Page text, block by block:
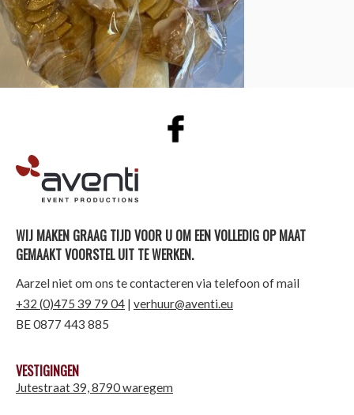
AVENTI | EVENT PRODUCTIONS
WIJ MAKEN GRAAG TIJD VOOR U OM EEN VOLLEDIG OP MAAT
GEMAAKT VOORSTEL UIT TE WERKEN.
Aarzel niet om ons te contacteren via telefoon of mail
+32 (0)475 39 79 04 | verhuur@aventi.eu
BE 0877 443 885
VESTIGINGEN
Jutestraat 39, 8790 waregem